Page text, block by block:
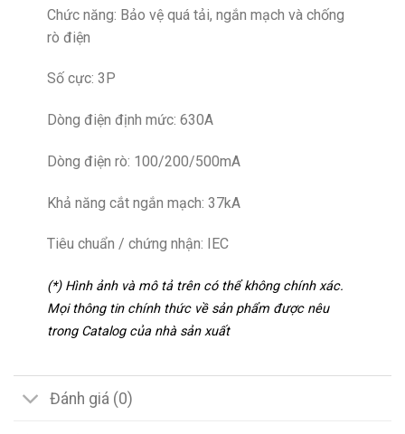
Chức năng: Bảo vệ quá tải, ngắn mạch và chống
rò điện
Số cực: 3P
Dòng điện định mức: 630A
Dòng điện rò: 100/200/500mA
Khả năng cắt ngắn mạch: 37kA
Tiêu chuẩn / chứng nhận: IEC
(*) Hình ảnh và mô tả trên có thể không chính xác.
Mọi thông tin chính thức về sản phẩm được nêu
trong Catalog của nhà sản xuất
Đánh giá (0)